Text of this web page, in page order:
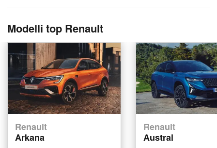
Modelli top Renault
Renault
Arkana
Renault
Austral